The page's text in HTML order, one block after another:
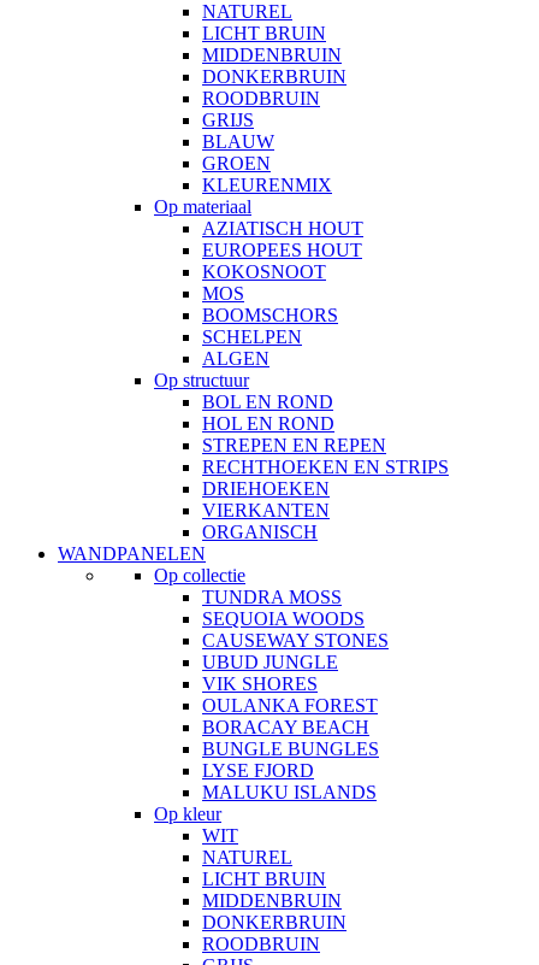
NATUREL
LICHT BRUIN
MIDDENBRUIN
DONKERBRUIN
ROODBRUIN
GRIJS
BLAUW
GROEN
KLEURENMIX
Op materiaal
AZIATISCH HOUT
EUROPEES HOUT
KOKOSNOOT
MOS
BOOMSCHORS
SCHELPEN
ALGEN
Op structuur
BOL EN ROND
HOL EN ROND
STREPEN EN REPEN
RECHTHOEKEN EN STRIPS
DRIEHOEKEN
VIERKANTEN
ORGANISCH
WANDPANELEN
Op collectie
TUNDRA MOSS
SEQUOIA WOODS
CAUSEWAY STONES
UBUD JUNGLE
VIK SHORES
OULANKA FOREST
BORACAY BEACH
BUNGLE BUNGLES
LYSE FJORD
MALUKU ISLANDS
Op kleur
WIT
NATUREL
LICHT BRUIN
MIDDENBRUIN
DONKERBRUIN
ROODBRUIN